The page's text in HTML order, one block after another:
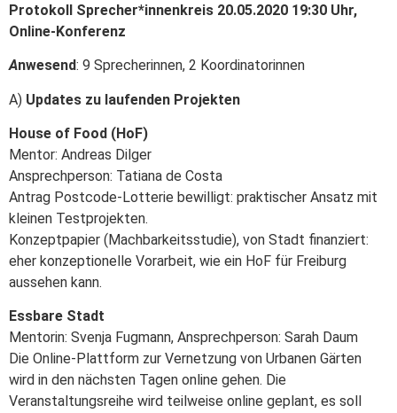
Protokoll Sprecher*innenkreis 20.05.2020 19:30 Uhr,
Online-Konferenz
Anwesend: 9 Sprecherinnen, 2 Koordinatorinnen
A) Updates zu laufenden Projekten
House of Food (HoF)
Mentor: Andreas Dilger
Ansprechperson: Tatiana de Costa
Antrag Postcode-Lotterie bewilligt: praktischer Ansatz mit
kleinen Testprojekten.
Konzeptpapier (Machbarkeitsstudie), von Stadt finanziert:
eher konzeptionelle Vorarbeit, wie ein HoF für Freiburg
aussehen kann.
Essbare Stadt
Mentorin: Svenja Fugmann, Ansprechperson: Sarah Daum
Die Online-Plattform zur Vernetzung von Urbanen Gärten
wird in den nächsten Tagen online gehen. Die
Veranstaltungsreihe wird teilweise online geplant, es soll